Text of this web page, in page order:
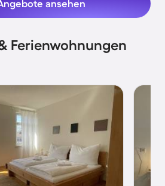
ansehen
Ferienwohnungen